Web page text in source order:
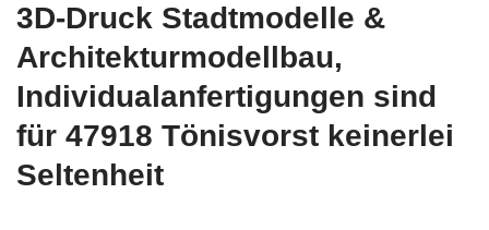
3D-Druck Stadtmodelle &
Architekturmodellbau,
Individualanfertigungen sind
für 47918 Tönisvorst keinerlei
Seltenheit